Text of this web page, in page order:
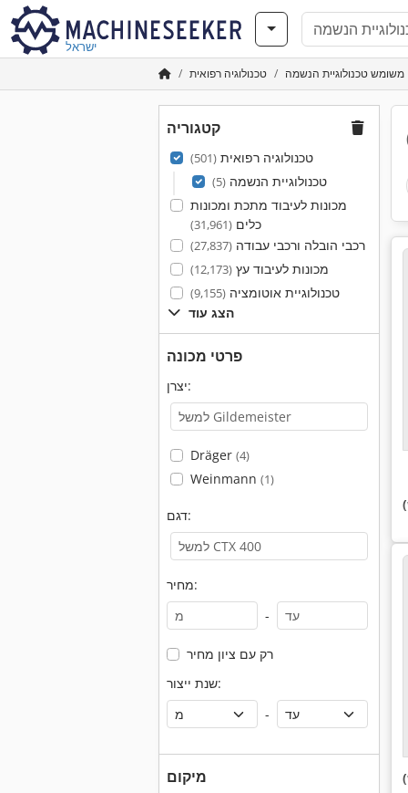
ישראל
טכנולוגיה רפואית משומש טכנולוגיית הנשמה
קטגוריה
טכנולוגיה רפואית(501)
טכנולוגיית הנשמה(5)
מכונות לעיבוד מתכת ומכונות
כלים(31,961)
רכבי הובלה ורכבי עבודה(27,837)
מכונות לעיבוד עץ(12,173)
טכנולוגיית אוטומציה(9,155)
הצג עוד
פרטי מכונה
יצרן:
Dräger (4)
Weinmann (1)
דגם:
מחיר:
-
רק עם ציון מחיר
שנת ייצור:
-
מיקום